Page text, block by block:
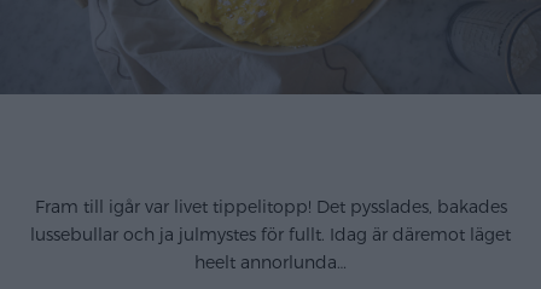
Fram till igår var livet tippelitopp! Det pysslades, bakades
lussebullar och ja julmystes för fullt. Idag är däremot läget
heelt annorlunda…